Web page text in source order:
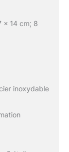
x 14 cm; 8
inoxydable